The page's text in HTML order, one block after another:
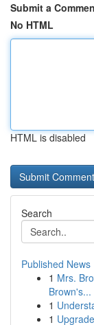
Submit a
No HTML
HTML is disabled
Search
Published News
1 Mrs.
Brown's...
1
1